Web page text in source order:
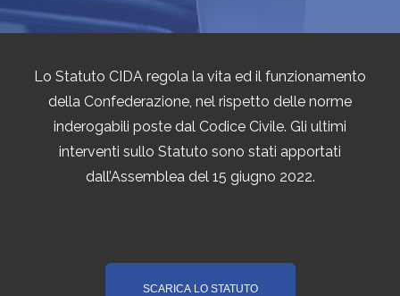
Lo Statuto CIDA regola la vita ed il funzionamento
della Confederazione, nel rispetto delle norme
inderogabili poste dal Codice Civile. Gli ultimi
interventi sullo Statuto sono stati apportati
dall’Assemblea del 15 giugno 2022.
SCARICA LO STATUTO